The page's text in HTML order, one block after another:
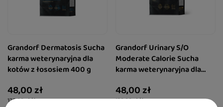
Grandorf Dermatosis Sucha
karma weterynaryjna dla
kotów z łososiem 400 g
48,00 zł
120,00 zł / kg
Grandorf Urinary S/O
Moderate Calorie Sucha
karma weterynaryjna dla
48,00 zł
120,00 zł / kg